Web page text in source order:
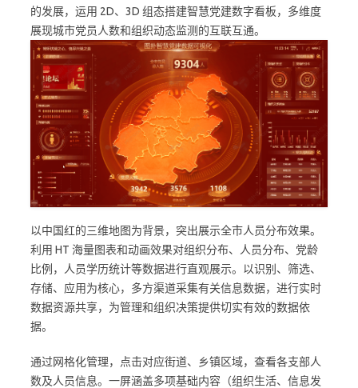
的发展，运用 2D、3D 组态搭建智慧党建数字看板，多维度
展现城市党员人数和组织动态监测的互联互通。
以中国红的三维地图为背景，突出展示全市人员分布效果。
利用 HT 海量图表和动画效果对组织分布、人员分布、党龄
比例，人员学历统计等数据进行直观展示。以识别、筛选、
存储、应用为核心，多方渠道采集有关信息数据，进行实时
数据资源共享，为管理和组织决策提供切实有效的数据依
据。
通过网格化管理，点击对应街道、乡镇区域，查看各支部人
数及人员信息。一屏涵盖多项基础内容（组织生活、信息发